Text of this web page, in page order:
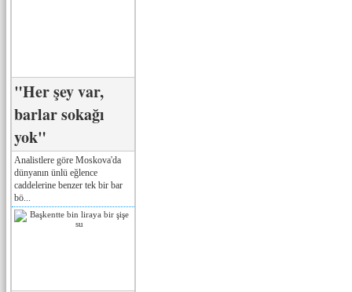
"Her şey var,
barlar sokağı
yok"
Analistlere göre Moskova'da
dünyanın ünlü eğlence
caddelerine benzer tek bir bar
bö...